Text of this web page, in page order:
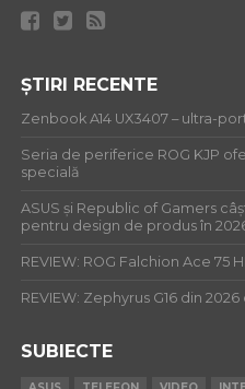
ȘTIRI RECENTE
Zenbook A14 UX3407 – ultra-
Seria de periferice ROG KJP
specială
ASUS și Republic of Gamers
pentru design de produs în
REVIEW: ROG Falchion Ace
REVIEW: Zephyrus G16 din
SUBIECTE